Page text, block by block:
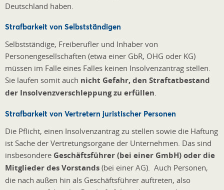
Deutschland haben.
Strafbarkeit von Selbstständigen
Selbstständige, Freiberufler und Inhaber von
Personengesellschaften (etwa einer GbR, OHG oder KG)
müssen im Falle eines Falles keinen Insolvenzantrag stellen.
Sie laufen somit auch nicht Gefahr, den Straftatbestand
der Insolvenzverschleppung zu erfüllen.
Strafbarkeit von Vertretern juristischer Personen
Die Pflicht, einen Insolvenzantrag zu stellen sowie die Haftung
ist Sache der Vertretungsorgane der Unternehmen. Das sind
insbesondere Geschäftsführer (bei einer GmbH) oder die
Mitglieder des Vorstands (bei einer AG). Auch Personen,
die nach außen hin als Geschäftsführer auftreten, also